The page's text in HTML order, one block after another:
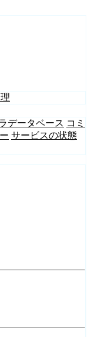
データベース コミ
サービスの状態